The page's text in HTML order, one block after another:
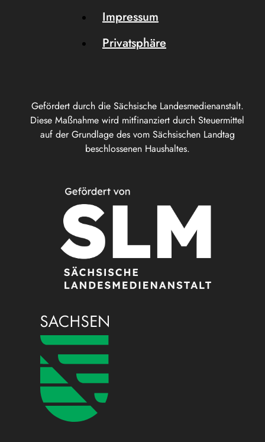
Gefördert durch die Sächsische Landesmedienanstalt.
Diese Maßnahme wird mitfinanziert durch Steuermittel
auf der Grundlage des vom Sächsischen Landtag
beschlossenen Haushaltes.
Impressum
Privatsphäre